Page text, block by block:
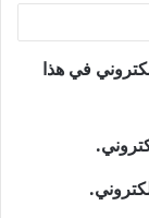
في هذا